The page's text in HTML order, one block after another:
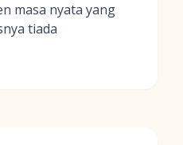
masa nyata yang
tiada